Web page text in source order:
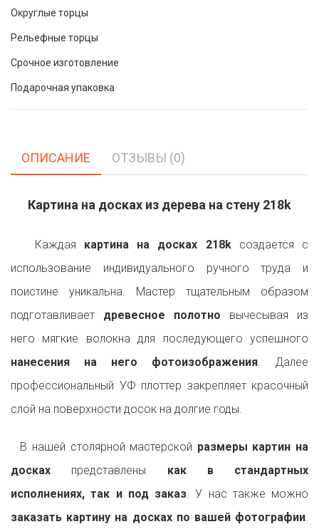
Округлые торцы
Рельефные торцы
Срочное изготовление
Подарочная упаковка
ОПИСАНИЕ ОТЗЫВЫ (0)
Картина на досках из дерева на стену 218k
Каждая картина на досках 218kсоздается с
использование индивидуального ручного труда и
поистине уникальна. Мастер тщательным образом
подготавливает древесное полотно вычесывая из
него мягкие волокна для последующего успешного
нанесения на него фотоизображения. Далее
профессиональный УФ плоттер закрепляет красочный
слой на поверхности досок на долгие годы.
В нашей столярной мастерской размеры картин на
досках представлены как в стандартных
исполнениях, так и под заказ. У нас также можно
заказать картину на досках по вашей фотографии.